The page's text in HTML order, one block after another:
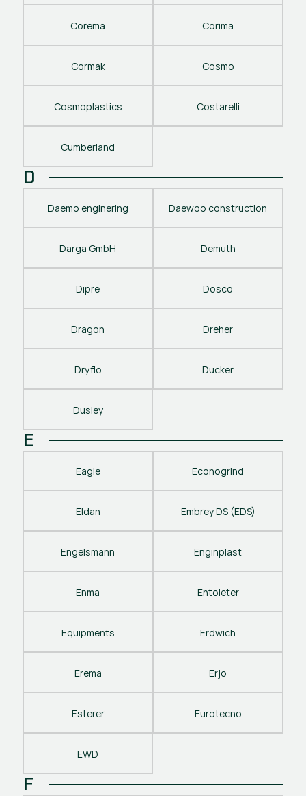
Corema Corima
Cormak Cosmo
Cosmoplastics Costarelli
Cumberland
D
Daemo enginering Daewoo construction
Darga GmbH Demuth
Dipre Dosco
Dragon Dreher
Dryflo Ducker
Dusley
E
Eagle Econogrind
Eldan Embrey DS (EDS)
Engelsmann Enginplast
Enma Entoleter
Equipments Erdwich
Erema Erjo
Esterer Eurotecno
EWD
F